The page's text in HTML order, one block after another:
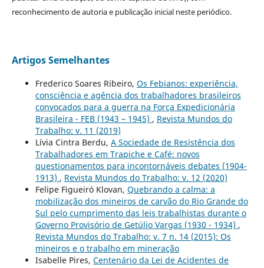
reconhecimento de autoria e publicação inicial neste periódico.
Artigos Semelhantes
Frederico Soares Ribeiro, Os Febianos: experiência,
consciência e agência dos trabalhadores brasileiros
convocados para a guerra na Força Expedicionária
Brasileira - FEB (1943 – 1945) , Revista Mundos do
Trabalho: v. 11 (2019)
Lívia Cintra Berdu, A Sociedade de Resistência dos
Trabalhadores em Trapiche e Café: novos
questionamentos para incontornáveis debates (1904-
1913) , Revista Mundos do Trabalho: v. 12 (2020)
Felipe Figueiró Klovan, Quebrando a calma: a
mobilização dos mineiros de carvão do Rio Grande do
Sul pelo cumprimento das leis trabalhistas durante o
Governo Provisório de Getúlio Vargas (1930 - 1934) ,
Revista Mundos do Trabalho: v. 7 n. 14 (2015): Os
mineiros e o trabalho em mineração
Isabelle Pires, Centenário da Lei de Acidentes de